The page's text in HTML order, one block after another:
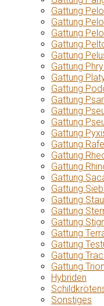
Gattung
Gattung
Gattung
Gattung
Gattung
Gattung
Gattung
Gattung
Gattung
Gattung
Gattung
Gattung
Gattung
Gattung
Gattung
Gattung
Gattung
Gattung
Gattung
Gattung
Gattung
Gattung
Gattung
Gattung
Hybriden
Sonstiges